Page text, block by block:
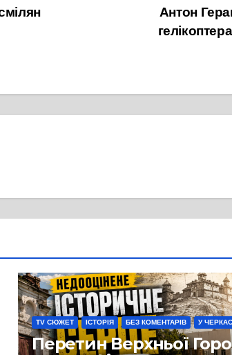
Антон
TV СЮЖЕТ ІСТОРІЯ БЕЗ КОМЕНТАРІВ У
Перетин Верхньої